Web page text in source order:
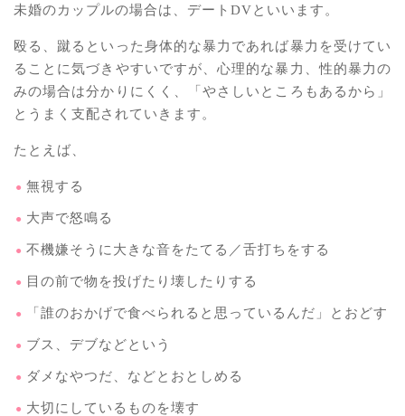
未婚のカップルの場合は、デートDVといいます。
殴る、蹴るといった身体的な暴力であれば暴力を受けてい
ることに気づきやすいですが、心理的な暴力、性的暴力の
みの場合は分かりにくく、「やさしいところもあるから」
とうまく支配されていきます。
たとえば、
無視する
大声で怒鳴る
不機嫌そうに大きな音をたてる／舌打ちをする
目の前で物を投げたり壊したりする
「誰のおかげで食べられると思っているんだ」とおどす
ブス、デブなどという
ダメなやつだ、などとおとしめる
大切にしているものを壊す